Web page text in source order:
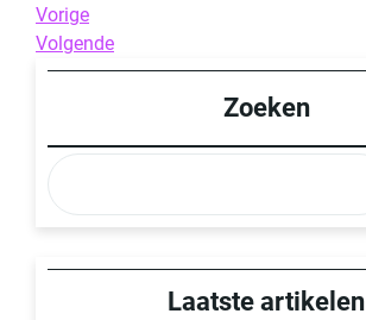
Berichtnavigatie
Previous
Post
Vorige
Next
Post
Volgende
Zoeken
Laatste artikelen